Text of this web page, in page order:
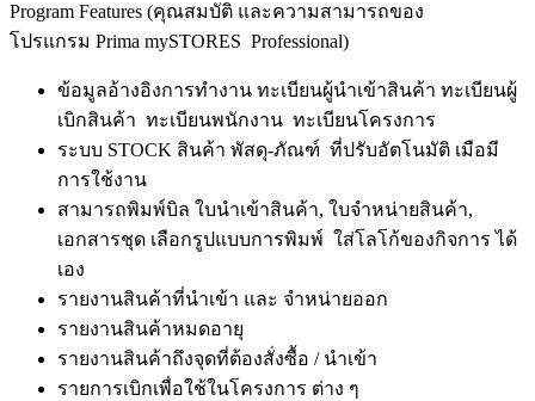
Program Features (คุณสมบัติ และความสามารถของ
โปรแกรม Prima mySTORES Professional)
ข้อมูลอ้างอิงการทำงาน ทะเบียนผู้นำเข้าสินค้า ทะเบียนผู้
เบิกสินค้า ทะเบียนพนักงาน ทะเบียนโครงการ
ระบบ STOCK สินค้า พัสดุ-ภัณฑ์ ที่ปรับอัตโนมัติ เมือมี
การใช้งาน
สามารถพิมพ์บิล ใบนำเข้าสินค้า, ใบจำหน่ายสินค้า,
เอกสารชุด เลือกรูปแบบการพิมพ์ ใส่โลโก้ของกิจการ ได้
เอง
รายงานสินค้าที่นำเข้า และ จำหน่ายออก
รายงานสินค้าหมดอายุ
รายงานสินค้าถึงจุดที่ต้องสั่งซื้อ / นำเข้า
รายการเบิกเพื่อใช้ในโครงการ ต่าง ๆ